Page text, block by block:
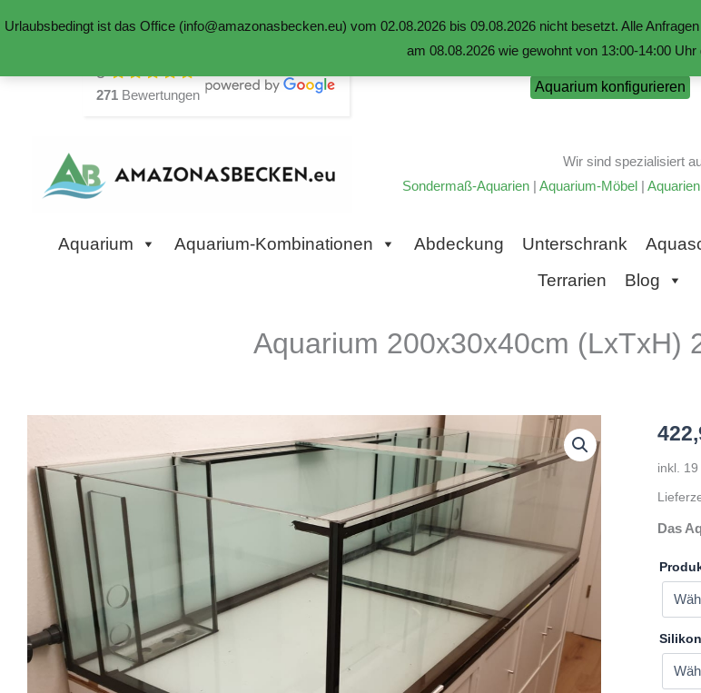
Urlaubsbedingt ist das Office (info@amazonasbecken.eu) vom 02.08.2026 bis 09.08.2026 nicht besetzt. Alle
am 08.08.2026 wie gewohnt von 13:00-14:00 Uhr
5
271 Bewertungen
Aquarium konfigurieren
Wir sind spezialisiert
Sondermaß-Aquarien | Aquarium-Möbel |
Aquarium Aquarium-Kombinationen Abdeckung Unterschrank
Terrarien
Blog
Aquarium 200x30x40cm (LxTxH)
inkl. 19
Das